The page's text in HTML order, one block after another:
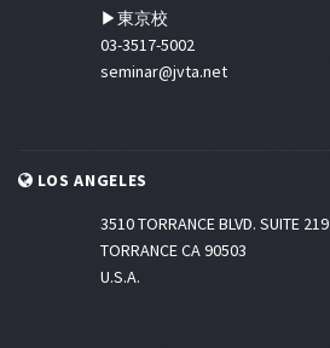
▶東京校
03-3517-5002
seminar@jvta.net
LOS ANGELES
3510 TORRANCE BLVD. SUITE 219
TORRANCE CA 90503
U.S.A.